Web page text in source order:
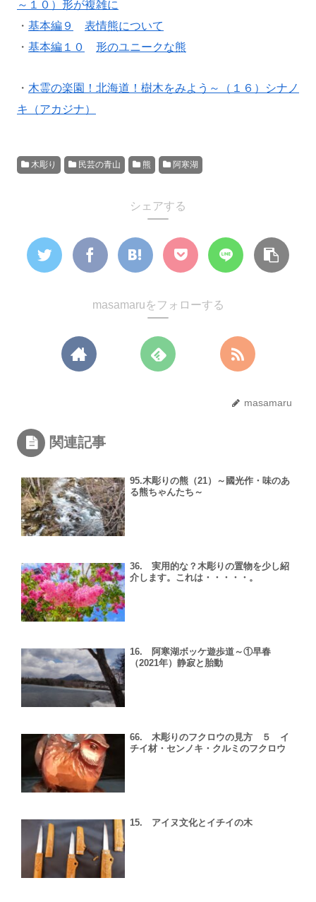
～１０）形が複雑に
・ 基本編９
表情熊について
・ 基本編１０ 形のユニークな熊
・ 木霊の楽園！北海道！ 樹木をみよう～（１６）シナノ
キ（アカジナ）
木彫り 民芸の青山 熊 阿寒湖
シェアする
masamaruをフォローする
masamaru
関連記事
95.木彫りの熊（21）～國光作・味のあ
る熊ちゃんたち～
36. 実用的な？木彫りの置物を少し紹
介します。これは・・・・・。
16. 阿寒湖ボッケ遊歩道～①早春
（2021年）静寂と胎動
66. 木彫りのフクロウの見方 ５ イ
チイ材・センノキ・クルミのフクロウ
15. アイヌ文化とイチイの木